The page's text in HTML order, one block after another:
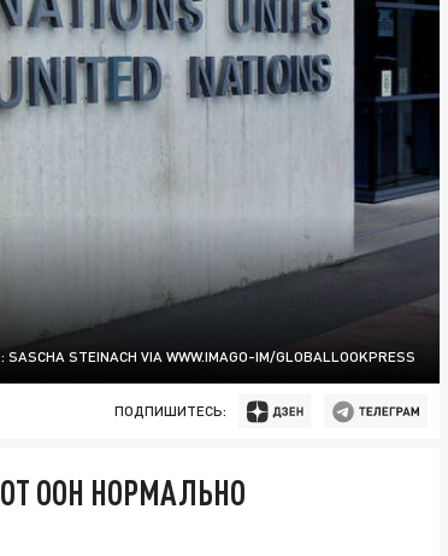
STEINACH VIA WWW.IMAGO-IM/GLOBALLOOKPRESS
ПОДПИШИТЕСЬ:
ООН НОРМАЛЬНО